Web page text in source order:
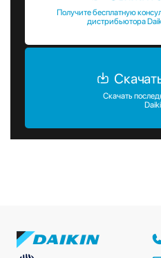
Получите бесплатную
дистрибьютора
Скачать